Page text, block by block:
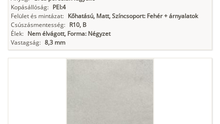
Kopásállóság: PEI:4
Felület és mintázat: Kőhatású, Matt, Színcsoport: Fehér + árnyalatok
Csúszásmentesség: R10, B
Élek: Nem élvágott, Forma: Négyzet
Vastagság: 8,3 mm